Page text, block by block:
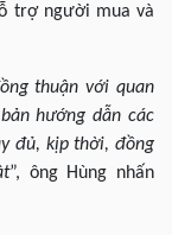
trợ người mua và
thuận với quan
hướng dẫn các
đủ, kịp thời, đồng
”, ông Hùng nhấn